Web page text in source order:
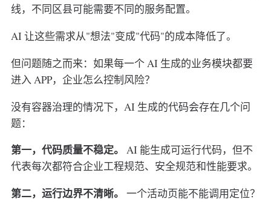
线，不同区县可能需要不同的服务配置。
AI 让这些需求从"想法"变成"代码"的成本降低了。
但问题随之而来：如果每一个 AI 生成的业务模块都要
进入 APP，企业怎么控制风险？
没有容器治理的情况下，AI 生成的代码会存在几个问
题：
第一，代码质量不稳定。
AI 能生成可运行代码，但不
代表每次都符合企业工程规范、安全规范和性能要求。
第二，运行边界不清晰。
一个活动页能不能调用定位？